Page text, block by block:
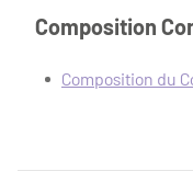
Composition
Composition du